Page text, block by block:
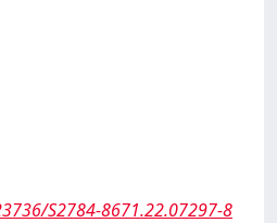
S2784-8671.22.07297-8